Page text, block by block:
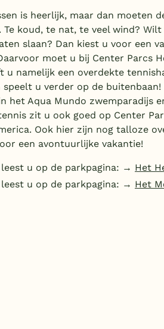
Nederland
Veluwe
Texel
Limburg
Duitsland
België
Blog
Onze e-boeken
is heerlijk, maar dan moeten
Te koud, te nat, te veel wind?
slaan? Dan kiest u voor een
moet u bij Center Parcs
u namelijk een overdekte
speelt u verder op de
het Aqua Mundo zwemparadijs
zit u ook goed op Center
Ook hier zijn nog talloze
een avontuurlijke vakantie!
u op de parkpagina: → Het
u op de parkpagina: → Het